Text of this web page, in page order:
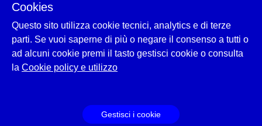
Esplora
Historytelling
Cookie policy e utilizzo
Cookies
Questo sito utilizza cookie tecnici, analytics e di terze
parti. Se vuoi saperne di più o negare il consenso a tutti o
ad alcuni cookie premi il tasto gestisci cookie o consulta
la Cookie policy e utilizzo
Gestisci i cookie